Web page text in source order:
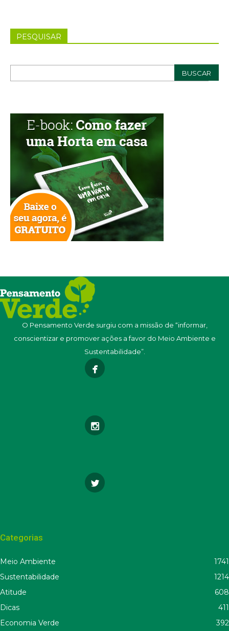
PESQUISAR
O Pensamento Verde surgiu com a missão de “informar,
conscientizar e promover ações a favor do Meio Ambiente e
Sustentabilidade”.
Categorias
Meio Ambiente
1741
Sustentabilidade
1214
Atitude
608
Dicas
411
Economia Verde
392